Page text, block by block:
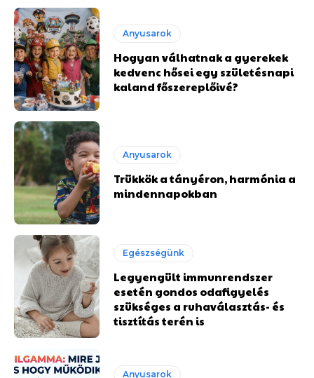
Anyusarok
Hogyan válhatnak a gyerekek
kedvenc hősei egy születésnapi
kaland főszereplőivé?
Anyusarok
Trükkök a tányéron, harmónia a
mindennapokban
Egészségünk
Legyengült immunrendszer
esetén gondos odafigyelés
szükséges a ruhaválasztás- és
tisztítás terén is
Anyusarok